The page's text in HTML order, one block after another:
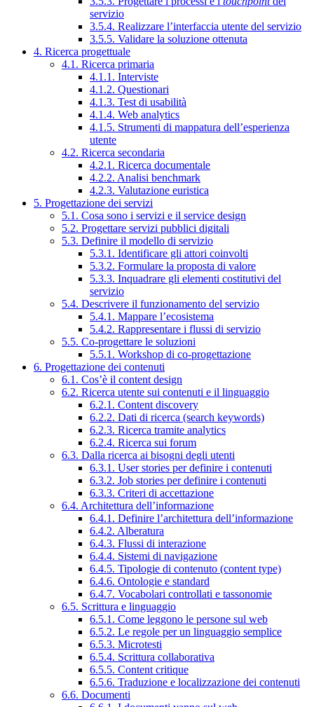
servizio
3.5.4. Realizzare l’interfaccia utente del servizio
3.5.5. Validare la soluzione ottenuta
4. Ricerca progettuale
4.1. Ricerca primaria
4.1.1. Interviste
4.1.2. Questionari
4.1.3. Test di usabilità
4.1.4. Web analytics
4.1.5. Strumenti di mappatura dell’esperienza
utente
4.2. Ricerca secondaria
4.2.1. Ricerca documentale
4.2.2. Analisi benchmark
4.2.3. Valutazione euristica
5. Progettazione dei servizi
5.1. Cosa sono i servizi e il service design
5.2. Progettare servizi pubblici digitali
5.3. Definire il modello di servizio
5.3.1. Identificare gli attori coinvolti
5.3.2. Formulare la proposta di valore
5.3.3. Inquadrare gli elementi costitutivi del
servizio
5.4. Descrivere il funzionamento del servizio
5.4.1. Mappare l’ecosistema
5.4.2. Rappresentare i flussi di servizio
5.5. Co-progettare le soluzioni
5.5.1. Workshop di co-progettazione
6. Progettazione dei contenuti
6.1. Cos’è il content design
6.2. Ricerca utente sui contenuti e il linguaggio
6.2.1. Content discovery
6.2.2. Dati di ricerca (search keywords)
6.2.3. Ricerca tramite analytics
6.2.4. Ricerca sui forum
6.3. Dalla ricerca ai bisogni degli utenti
6.3.1. User stories per definire i contenuti
6.3.2. Job stories per definire i contenuti
6.3.3. Criteri di accettazione
6.4. Architettura dell’informazione
6.4.1. Definire l’architettura dell’informazione
6.4.2. Alberatura
6.4.3. Flussi di interazione
6.4.4. Sistemi di navigazione
6.4.5. Tipologie di contenuto (content type)
6.4.6. Ontologie e standard
6.4.7. Vocabolari controllati e tassonomie
6.5. Scrittura e linguaggio
6.5.1. Come leggono le persone sul web
6.5.2. Le regole per un linguaggio semplice
6.5.3. Microtesti
6.5.4. Scrittura collaborativa
6.5.5. Content critique
6.5.6. Traduzione e localizzazione dei contenuti
6.6. Documenti